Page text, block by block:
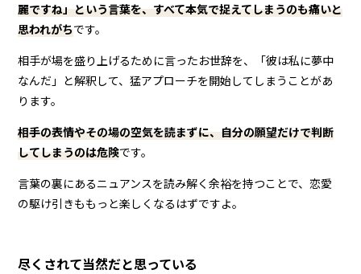
麗ですね」という言葉を、すべて本気で捉えてしまうのも痛いと
思われがちです。
相手が場を盛り上げるために言ったお世辞を、「彼は私に夢中
なんだ」と解釈して、猛アプローチを開始してしまうことがあ
ります。
相手の表情やその場の空気を読まずに、自分の願望だけで判断
してしまうのは危険です。
言葉の裏にあるニュアンスを読み解く余裕を持つことで、恋愛
の駆け引きももっと楽しくなるはずですよ。
尽くされて当然だと思っている